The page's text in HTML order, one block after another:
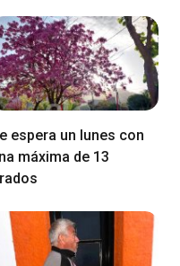
espera un lunes con
máxima de 13